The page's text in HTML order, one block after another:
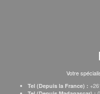
Votre
Tel (Depuis la France) :